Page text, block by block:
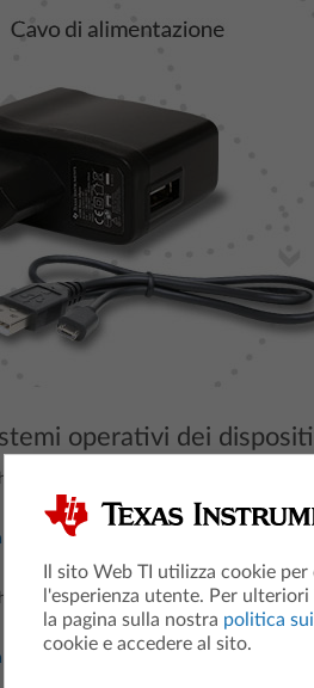
operativi dei
TI-84 Plus CE-T Python Edition
TI-Nspire™ CX II-T/CAS richiedono la
Il sito Web TI utilizza cookie
l'esperienza utente. Per
la pagina sulla nostra politica
cookie e accedere al sito.